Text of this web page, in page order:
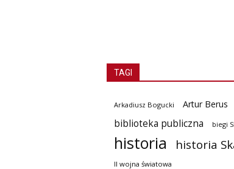
TAGI
Arkadiusz Bogucki Artur Berus
biblioteka publiczna
biegi
historia historia
II wojna światowa